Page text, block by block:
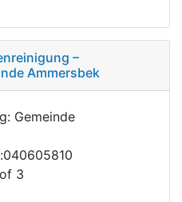
–
Ammersbek
Gemeinde
3